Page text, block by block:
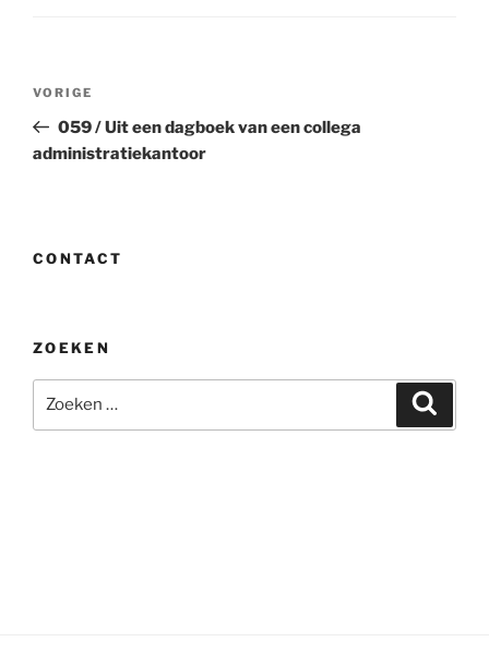
Vorig
bericht
VORIGE
059 / Uit een dagboek van een collega
administratiekantoor
CONTACT
ZOEKEN
naar: